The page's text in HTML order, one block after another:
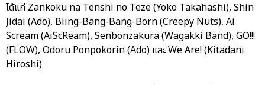
ได้แก่ Zankoku na Tenshi no Teze (Yoko Takahashi), Shin
Jidai (Ado), Bling-Bang-Bang-Born (Creepy Nuts), Ai
Scream (AiScReam), Senbonzakura (Wagakki Band), GO!!!
(FLOW), Odoru Ponpokorin (Ado) และ We Are! (Kitadani
Hiroshi)